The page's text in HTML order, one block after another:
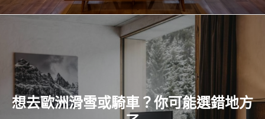
想去歐洲滑雪或騎車？你可能選錯地方